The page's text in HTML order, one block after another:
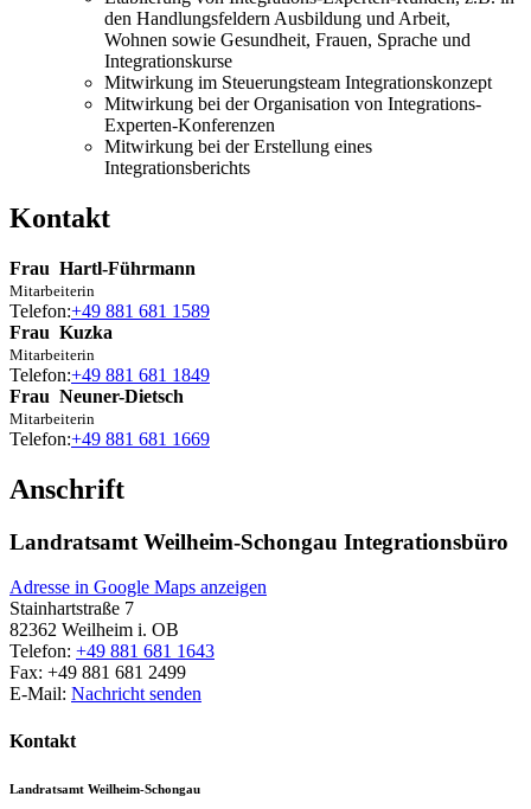
den Handlungsfeldern Ausbildung und Arbeit,
Wohnen sowie Gesundheit, Frauen, Sprache und
Integrationskurse
Mitwirkung im Steuerungsteam Integrationskonzept
Mitwirkung bei der Organisation von Integrations-
Experten-Konferenzen
Mitwirkung bei der Erstellung eines
Integrationsberichts
Kontakt
Frau Hartl-Führmann
Mitarbeiterin
Telefon:+49 881 681 1589
Frau Kuzka
Mitarbeiterin
Telefon:+49 881 681 1849
Frau Neuner-Dietsch
Mitarbeiterin
Telefon:+49 881 681 1669
Anschrift
Landratsamt Weilheim-Schongau Integrationsbüro
Adresse in Google Maps anzeigen
Stainhartstraße 7
82362 Weilheim i. OB
Telefon: +49 881 681 1643
Fax: +49 881 681 2499
E-Mail: Nachricht senden
Kontakt
Landratsamt Weilheim-Schongau